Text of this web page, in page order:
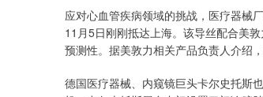
应对心血管疾病领域的挑战，医疗器械
11月5日刚刚抵达上海。该导丝配合美
预测性。据美敦力相关产品负责人介绍
德国医疗器械、内窥镜巨头卡尔史托斯